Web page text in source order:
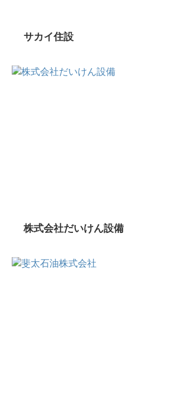
サカイ住設
株式会社だいけん設備